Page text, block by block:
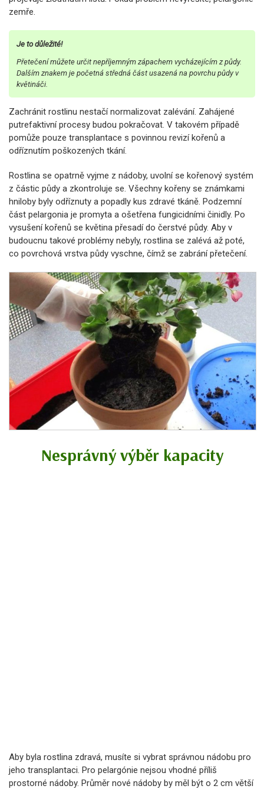
zemře.
Je to důležité!
Přetečení můžete určit nepříjemným zápachem vycházejícím z půdy.
Dalším znakem je početná středná část usazená na povrchu půdy v
květináči.
Zachránit rostlinu nestačí normalizovat zalévání. Zahájené
putrefaktivní procesy budou pokračovat. V takovém případě
pomůže pouze transplantace s povinnou revizí kořenů a
odříznutím poškozených tkání.
Rostlina se opatrně vyjme z nádoby, uvolní se kořenový systém
z částic půdy a zkontroluje se. Všechny kořeny se známkami
hniloby byly odříznuty a popadly kus zdravé tkáně. Podzemní
část pelargonia je promyta a ošetřena fungicidními činidly. Po
vysušení kořenů se květina přesadí do čerstvé půdy. Aby v
budoucnu takové problémy nebyly, rostlina se zalévá až poté,
co povrchová vrstva půdy vyschne, čímž se zabrání přetečení.
Nesprávný výběr kapacity
Aby byla rostlina zdravá, musíte si vybrat správnou nádobu pro
jeho transplantaci. Pro pelargónie nejsou vhodné příliš
prostorné nádoby. Průměr nové nádoby by měl být o 2 cm větší